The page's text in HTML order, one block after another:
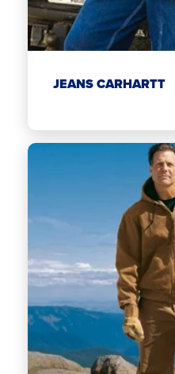
JEANS CARHARTT